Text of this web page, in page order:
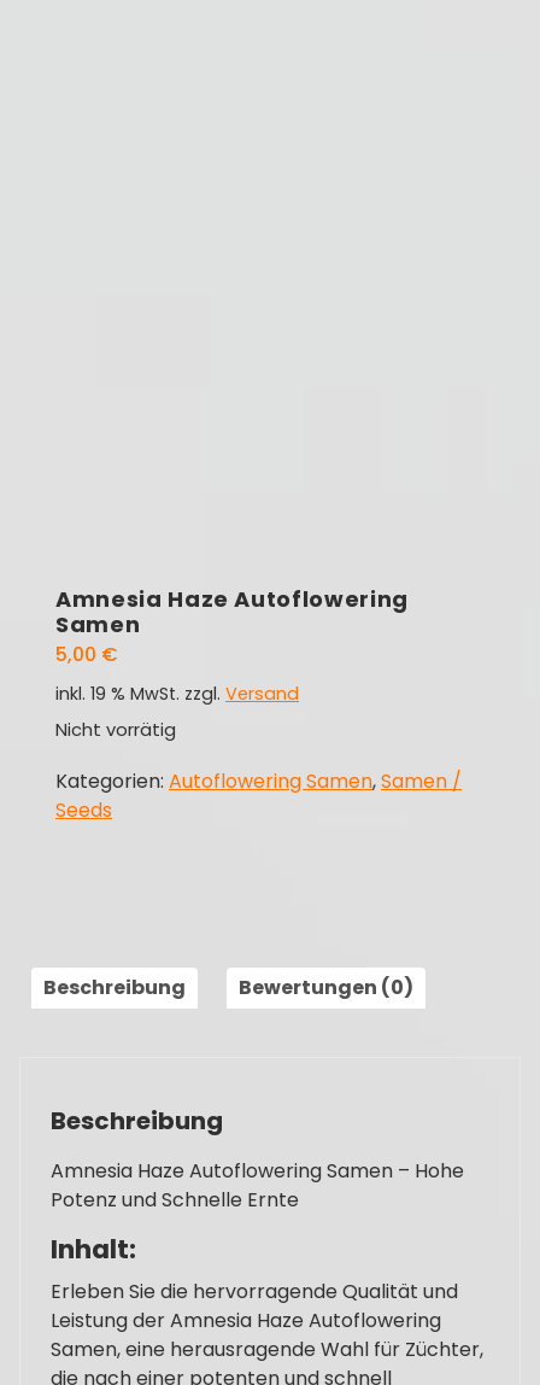
Amnesia Haze Autoflowering
Samen
5,00 €
inkl. 19 % MwSt. zzgl. Versand
Nicht vorrätig
Kategorien: Autoflowering Samen,Samen /
Seeds
Beschreibung Bewertungen (0)
Beschreibung
Amnesia Haze Autoflowering Samen – Hohe
Potenz und Schnelle Ernte
Inhalt:
Erleben Sie die hervorragende Qualität und
Leistung der Amnesia Haze Autoflowering
Samen, eine herausragende Wahl für Züchter,
die nach einer potenten und schnell